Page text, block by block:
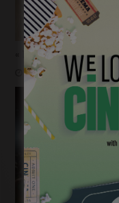
« 1985 »: 5mn avec
janvier 19, 2023